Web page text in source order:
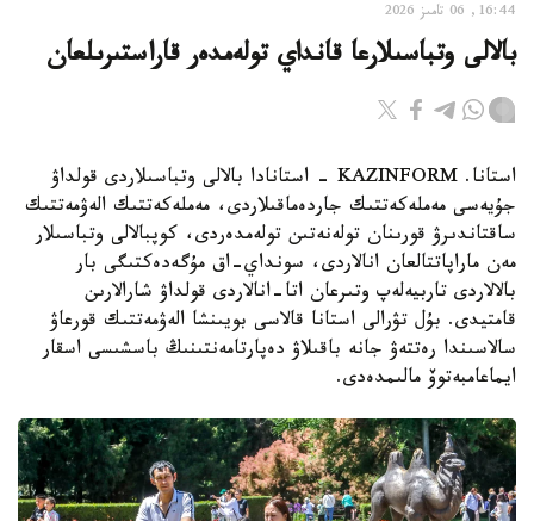
16:44, 06 تامىز 2026
بالالى وتباسىلارعا قانداي تولەمدەر قاراستىرىلعان
استانا. KAZINFORM - استانادا بالالى وتباسىلاردى قولداۋ
جۇيەسى مەملەكەتتىك جاردەماقىلاردى، مەملەكەتتىك الەۋمەتتىك
ساقتاندىرۋ قورىنان تولەنەتىن تولەمدەردى، كوپبالالى وتباسىلار
مەن ماراپاتتالعان انالاردى، سونداي-اق مۇگەدەكتىگى بار
بالالاردى تاربيەلەپ وتىرعان اتا-انالاردى قولداۋ شارالارىن
قامتيدى. بۇل تۋرالى استانا قالاسى بويىنشا الەۋمەتتىك قورعاۋ
سالاسىندا رەتتەۋ جانە باقىلاۋ دەپارتامەنتىنىڭ باسشىسى اسقار
ايماعامبەتوۆ مالىمدەدى.